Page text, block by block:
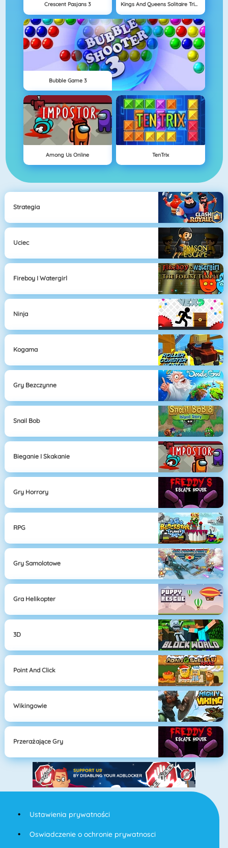
Crescent Pasjans 3 Kings And Queens Solitaire Tripeaks
Bubble Game 3
Among Us Online TenTrix
Strategia
Uciec
Fireboy I Watergirl
Ninja
Kogama
Gry Bezczynne
Snail Bob
Bieganie I Skakanie
Gry Horrory
RPG
Gry Samolotowe
Gra Helikopter
3D
Point And Click
Wikingowie
Przerażające Gry
Ustawienia prywatności
Oswiadczenie o ochronie prywatnosci